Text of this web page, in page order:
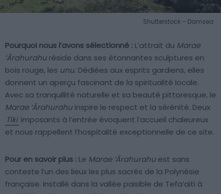
Shutterstock – Damsea
Pourquoi nous l’avons sélectionné : L’attrait du Marae
‘Ārahurahu réside dans ses étonnantes sculptures en
bois rouge, les unu. Dédiées aux esprits gardiens, elles
donnent un aperçu fascinant de la spiritualité locale.
Avec sa tranquillité naturelle et sa beauté pittoresque, le
Marae ‘Ārahurahu inspire le respect et la sérénité. Deux
Tiki imposants à l’entrée évoquent l’accueil chaleureux
et nous rappellent l’hospitalité exceptionnelle de ce site.
Pour en savoir plus : Le Marae ‘Ārahurahu est sans
conteste l’un des lieux les plus sacrés de la Polynésie
française. Installé dans la vallée paisible de Tefa’aiti à